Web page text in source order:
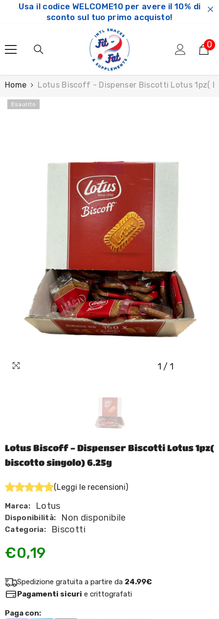
SKIP TO CONTENT
Usa il codice WELCOME10 per avere il 10% di
sconto sul tuo primo acquisto!
00
Home Lotus Biscoff - Dispenser Biscotti Lotus 1pz(
Esaurito
1 / 1
Lotus Biscoff - Dispenser Biscotti Lotus 1pz(
biscotto singolo) 6.25g
(Leggi le recensioni)
Marca: Lotus
Disponibilità: Non disponibile
Categoria: Biscotti
€0,19
Spedizione gratuita a partire da 24.99€
Pagamenti sicuri e crittografati
Paga con: